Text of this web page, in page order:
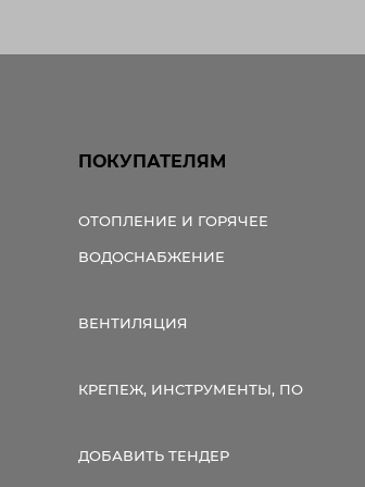
ПОКУПАТЕЛЯМ
ОТОПЛЕНИЕ И ГОРЯЧЕЕ
ВОДОСНАБЖЕНИЕ
ВЕНТИЛЯЦИЯ
КРЕПЕЖ, ИНСТРУМЕНТЫ, ПО
ДОБАВИТЬ ТЕНДЕР